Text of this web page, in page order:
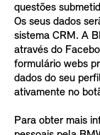
questões
Os seus dados
sistema CRM. A
através do
formulário webs
dados do seu
ativamente no
Para obter mais